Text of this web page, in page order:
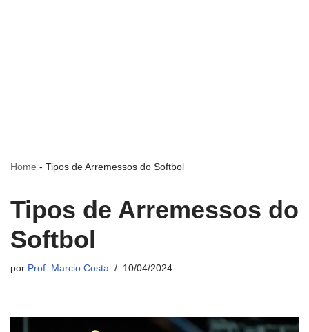
Home - Tipos de Arremessos do Softbol
Tipos de Arremessos do
Softbol
por Prof. Marcio Costa 10/04/2024